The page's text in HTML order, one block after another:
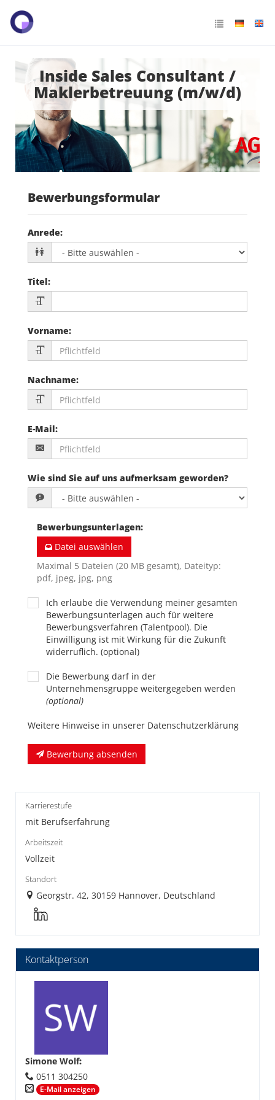
Inside Sales Consultant /
Maklerbetreuung (m/w/d)
Bewerbungsformular
Anrede:
Titel:
Vorname:
Nachname:
E-Mail:
Wie sind Sie auf uns aufmerksam geworden?
Bewerbungsunterlagen:
Datei auswählen
Maximal 5 Dateien (20 MB gesamt), Dateityp:
pdf, jpeg, jpg, png
Ich erlaube die Verwendung meiner gesamten
Bewerbungsunterlagen auch für weitere
Bewerbungsverfahren (Talentpool). Die
Einwilligung ist mit Wirkung für die Zukunft
widerruflich. (optional)
Die Bewerbung darf in der
Unternehmensgruppe weitergegeben werden
(optional)
Weitere Hinweise in unserer Datenschutzerklärung
Bewerbung absenden
Karrierestufe
mit Berufserfahrung
Arbeitszeit
Vollzeit
Standort
Georgstr. 42, 30159 Hannover, Deutschland
Kontaktperson
Simone Wolf:
0511 304250
E-Mail anzeigen